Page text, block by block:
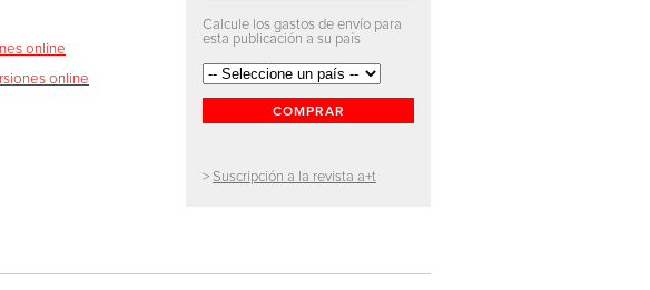
online
online
Calcule los gastos de envío para
esta publicación a su país
COMPRAR
> Suscripción a la revista a+t